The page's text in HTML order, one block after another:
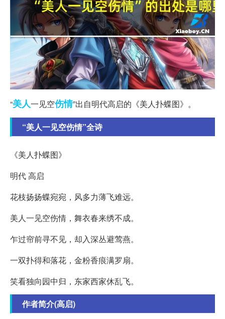
“美人一见空伤情”出自明代高启的《美人扑蝶图》。
“美人一见空伤情”全诗
《美人扑蝶图》
明代 高启
花枝扬扬蝶宛宛，风多力薄飞难远。
美人一见空伤情，舞衣春来绣不成。
乍过帘前寻不见，却入深丛避莺燕。
一双扑得和落花，金粉香痕满罗扇。
笑看独向园中归，东家西家休乱飞。
作者简介(高启)